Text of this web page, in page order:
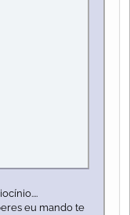
eu mando te